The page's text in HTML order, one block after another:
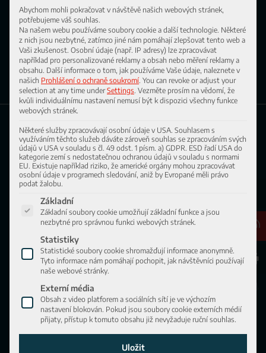
můžeme dodat správný díl co
nejrychleji. Navíc kvalita našich
originálních dílů zachovává hodnotu
vašeho vybavení.
Najděte svou kontaktní osobu
Vyberte svůj region
Praha
Plzeňský kraj
Jihočeský kraj
Karlovarský kraj
Ústecký kraj
Královéhradecký kraj
Jihomoravský kraj
Zlínský kraj
Ascendum Místa
Abychom mohli pokračovat v návštěvě našich webových stránek,
potřebujeme váš souhlas.
Na našem webu používáme soubory cookie a další technologie. Některé
z nich jsou nezbytné, zatímco jiné nám pomáhají zlepšovat tento web a
Vaši zkušenost. Osobní údaje (např. IP adresy) lze zpracovávat
například pro personalizované reklamy a obsah nebo měření reklamy a
obsahu. Další informace o tom, jak používáme Vaše údaje, naleznete v
našich Prohlášení o ochraně soukromí. You can revoke or adjust your
selection at any time underSettings. Vezměte prosím na vědomí, že
kvůli individuálnímu nastavení nemusí být k dispozici všechny funkce
webových stránek.
Některé služby zpracovávají osobní údaje v USA. Souhlasem s
využíváním těchto služeb dáváte zároveň souhlas se zpracováním svých
údajů v USA v souladu s čl. 49 odst. 1 písm. a) GDPR. ESD řadí USA do
kategorie zemí s nedostatečnou ochranou údajů v souladu s normami
EU. Existuje například riziko, že americké orgány mohou zpracovávat
osobní údaje v programech sledování, aniž by Evropané měli právo
podat žalobu.
Níže je uveden seznam skupin služeb, pro které lze udělit
Základní
Základní soubory cookie umožňují základní funkce a jsou
nezbytné pro správnou funkci webových stránek.
Statistiky
Statistické soubory cookie shromažďují informace anonymně.
Tyto informace nám pomáhají pochopit, jak návštěvníci používají
naše webové stránky.
Externí média
Obsah z video platforem a sociálních sítí je ve výchozím
nastavení blokován. Pokud jsou soubory cookie externích médií
přijaty, přístup k tomuto obsahu již nevyžaduje ruční souhlas.
Uložit